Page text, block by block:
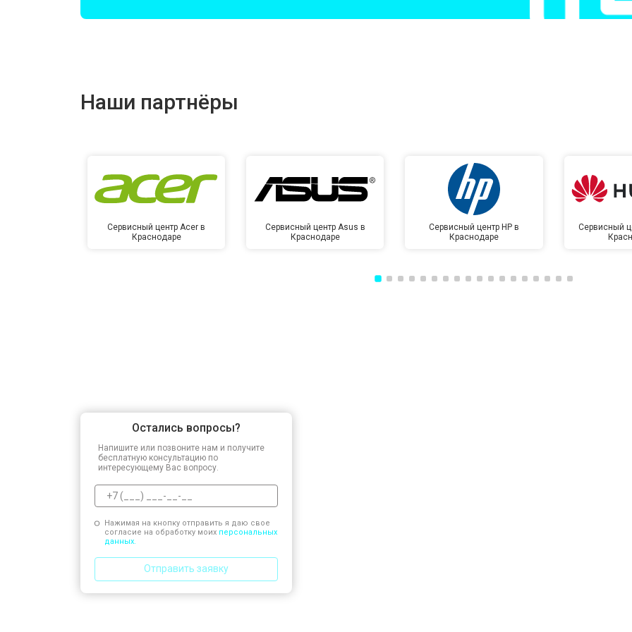
Замена северного моста
Наши партнёры
Сервисный центр Acer в
Краснодаре
Сервисный центр Asus в
Краснодаре
Сервисный центр HP в
Краснодаре
Сервисный
Остались вопросы?
Напишите или позвоните нам и получите
бесплатную консультацию по
интересующему Вас вопросу.
Нажимая на кнопку отправить я даю свое
согласие на обработку моих персональных
данных.
Отправить заявку